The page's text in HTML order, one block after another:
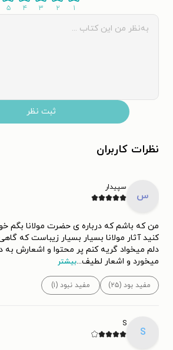
۱ ۲ ۳ ۴ ۵
ثبت نظر
نظرات کاربران
س
سپیدار
من که باشم که درباره ی حضرت مولانا بگم
کنید آثار مولانا بسیار بسیار زیباست که
دلم میخواد گریه کنم پر محتوا و اشعارش به
میخورد و اشعار لطیف...بیشتر
مفید بود (۲۵) مفید نبود (۱)
S
S